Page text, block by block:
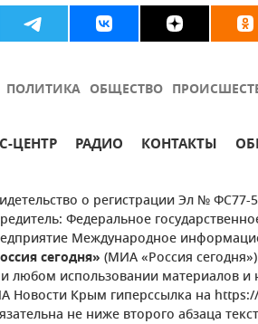
ПОЛИТИКА ОБЩЕСТВО
ЦЕНТР РАДИО КОНТАКТЫ
о регистрации Эл № ФС77-
Федеральное
Международное
сегодня» (МИА «Россия
любом использовании материалов и
Новости Крым гиперссылка на
не ниже второго абзаца